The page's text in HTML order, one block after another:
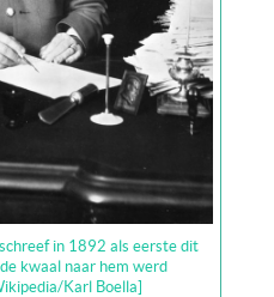
in 1892 als eerste dit
kwaal naar hem werd
Karl Boella]